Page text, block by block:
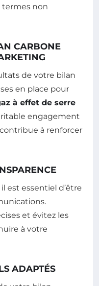
termes non
CARBONE
de votre bilan
en place pour
à effet de serre
engagement
à renforcer
est essentiel d’être
et évitez les
à votre
ADAPTÉS